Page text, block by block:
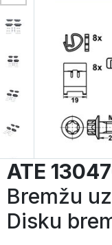
ATE
Bremžu
Disku